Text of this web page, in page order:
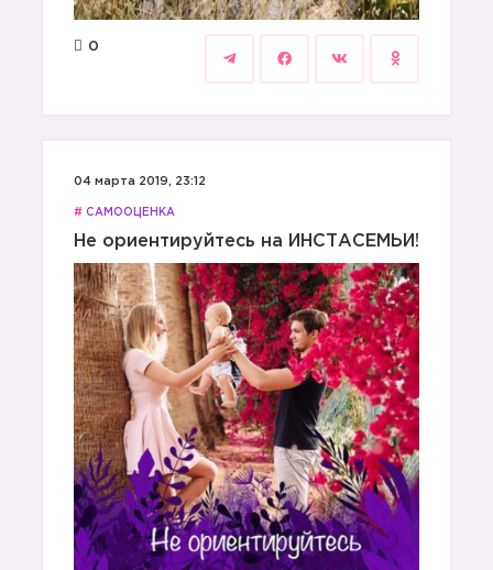
0
04 марта 2019, 23:12
# САМООЦЕНКА
Не ориентируйтесь на ИНСТАСЕМЬИ!